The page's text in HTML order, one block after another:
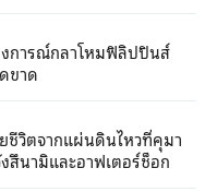
งการณ์กลาโหมฟิลิปปินส์
ขาด
ชีวิตจากแผ่นดินไหวที่คุมา
สึนามิและอาฟเตอร์ช็อก